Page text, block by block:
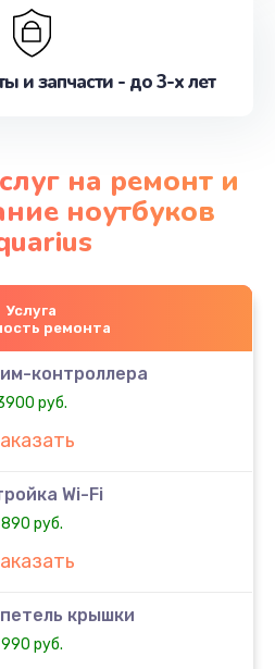
и запчасти - до 3-х лет
на ремонт и
ноутбуков
Услуга
ремонта
контроллера
руб.
Wi-Fi
890 руб.
крышки
990 руб.